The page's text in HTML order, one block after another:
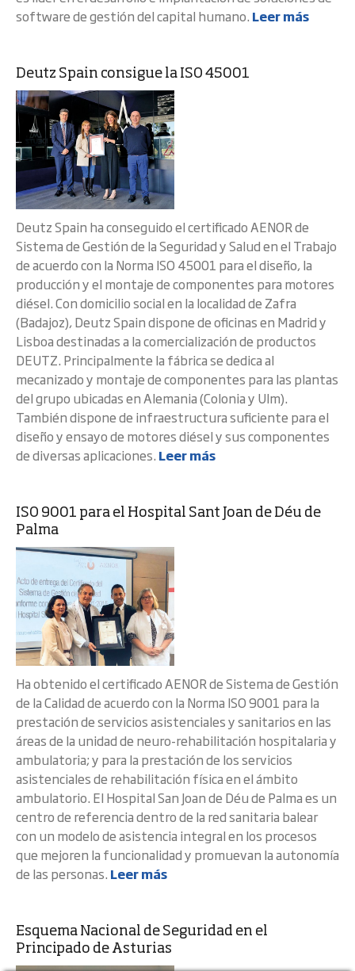
software de gestión del capital humano. Leer más
Deutz Spain consigue la ISO 45001
Deutz Spain ha conseguido el certificado AENOR de
Sistema de Gestión de la Seguridad y Salud en el Trabajo
de acuerdo con la Norma ISO 45001 para el diseño, la
producción y el montaje de componentes para motores
diésel. Con domicilio social en la localidad de Zafra
(Badajoz), Deutz Spain dispone de oficinas en Madrid y
Lisboa destinadas a la comercialización de productos
DEUTZ. Principalmente la fábrica se dedica al
mecanizado y montaje de componentes para las plantas
del grupo ubicadas en Alemania (Colonia y Ulm).
También dispone de infraestructura suficiente para el
diseño y ensayo de motores diésel y sus componentes
de diversas aplicaciones. Leer más
ISO 9001 para el Hospital Sant Joan de Déu de
Palma
Ha obtenido el certificado AENOR de Sistema de Gestión
de la Calidad de acuerdo con la Norma ISO 9001 para la
prestación de servicios asistenciales y sanitarios en las
áreas de la unidad de neuro-rehabilitación hospitalaria y
ambulatoria; y para la prestación de los servicios
asistenciales de rehabilitación física en el ámbito
ambulatorio. El Hospital San Joan de Déu de Palma es un
centro de referencia dentro de la red sanitaria balear
con un modelo de asistencia integral en los procesos
que mejoren la funcionalidad y promuevan la autonomía
de las personas. Leer más
Esquema Nacional de Seguridad en el
Principado de Asturias